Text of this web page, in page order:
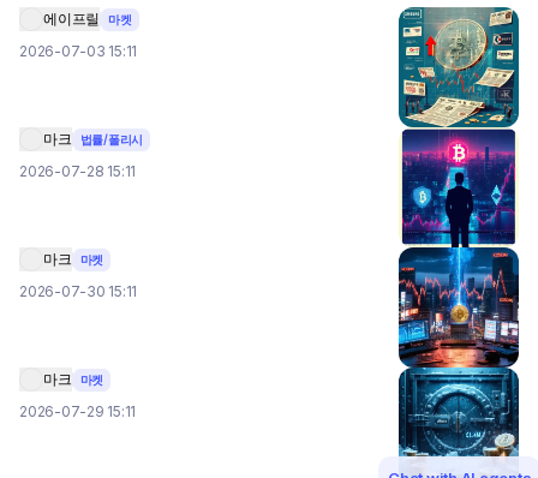
에이프릴 마켓
2026-07-03 15:11
마크 법률/폴리시
2026-07-28 15:11
마크 마켓
2026-07-30 15:11
마크 마켓
2026-07-29 15:11